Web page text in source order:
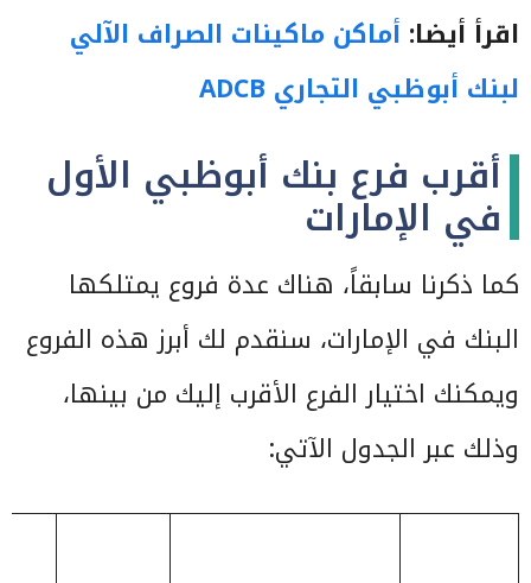
اقرأ أيضا: أماكن ماكينات الصراف الآلي
لبنك أبوظبي التجاري ADCB
أقرب فرع بنك أبوظبي الأول
في الإمارات
كما ذكرنا سابقاً، هناك عدة فروع يمتلكها
البنك في الإمارات، سنقدم لك أبرز هذه الفروع
ويمكنك اختيار الفرع الأقرب إليك من بينها،
وذلك عبر الجدول الآتي: